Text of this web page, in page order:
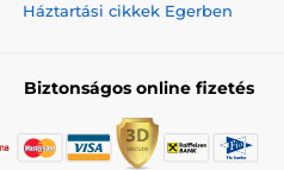
Háztartási cikkek Egerben
Biztonságos online fizetés